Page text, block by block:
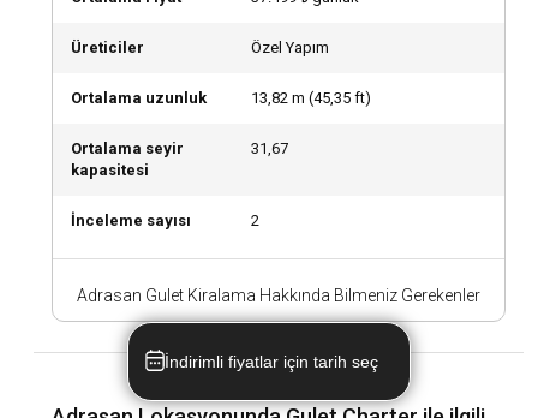
ve müzikler de getirebilirsiniz.
Adrasan Gulet Kiralama Hakkında Bilmeniz Gerekenler
Üreticiler Özel Yapım
Ortalama uzunluk 13,82 m (45,35 ft)
Ortalama seyir
kapasitesi
31,67
İnceleme sayısı 2
İndirimli fiyatlar için tarih seç